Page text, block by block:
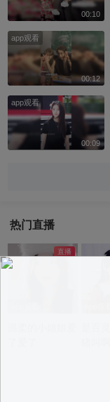
00:10
app观看
00:12
app观看
00:09
热门直播